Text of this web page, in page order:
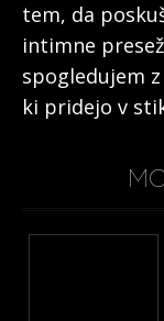
tem, da
intimne
spogledujem
ki pridejo v